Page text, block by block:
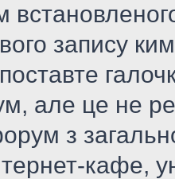
запису
але це не
з
кафе,